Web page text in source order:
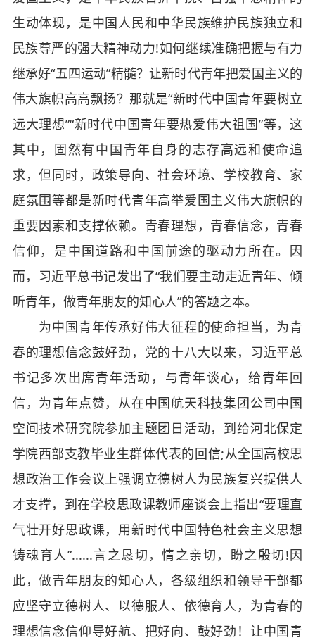
生动体现，是中国人民和中华民族维护民族独立和
民族尊严的强大精神动力!如何继续准确把握与有力
继承好“五四运动”精髓？让新时代青年把爱国主义的
伟大旗帜高高飘扬？那就是“新时代中国青年要树立
远大理想”“新时代中国青年要热爱伟大祖国”等，这
其中，固然有中国青年自身的志存高远和使命追
求，但同时，政策导向、社会环境、学校教育、家
庭氛围等都是新时代青年高举爱国主义伟大旗帜的
重要因素和支撑依赖。青春理想，青春信念，青春
信仰，是中国道路和中国前途的驱动力所在。因
而，习近平总书记发出了“我们要主动走近青年、倾
听青年，做青年朋友的知心人”的答题之本。
为中国青年传承好伟大征程的使命担当，为青
春的理想信念鼓好劲，党的十八大以来，习近平总
书记多次出席青年活动，与青年谈心，给青年回
信，为青年点赞，从在中国航天科技集团公司中国
空间技术研究院参加主题团日活动，到给河北保定
学院西部支教毕业生群体代表的回信;从全国高校思
想政治工作会议上强调立德树人为民族复兴提供人
才支撑，到在学校思政课教师座谈会上指出“要理直
气壮开好思政课，用新时代中国特色社会主义思想
铸魂育人”......言之恳切，情之亲切，盼之殷切!因
此，做青年朋友的知心人，各级组织和领导干部都
应坚守立德树人、以德服人、依德育人，为青春的
理想信念信仰导好航、把好向、鼓好劲！让中国青